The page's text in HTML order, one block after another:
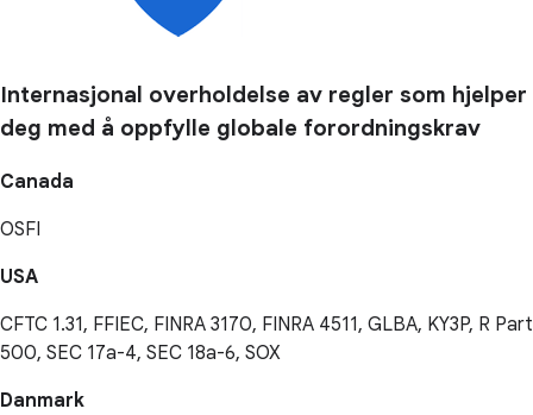
Internasjonal overholdelse av regler som hjelper
deg med å oppfylle globale forordningskrav
Canada
OSFI
USA
CFTC 1.31, FFIEC, FINRA 3170, FINRA 4511, GLBA, KY3P, R Part
500, SEC 17a-4, SEC 18a-6, SOX
Danmark